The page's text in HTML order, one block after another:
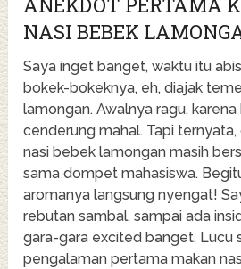
ANEKDOT PERTAMA
NASI BEBEK
Saya inget banget, waktu itu
bokek-bokeknya, eh, diajak
lamongan. Awalnya ragu,
cenderung mahal. Tapi ternyata,
nasi bebek lamongan masih
sama dompet mahasiswa.
aromanya langsung nyengat!
rebutan sambal, sampai ada
gara-gara excited banget. Lucu
pengalaman pertama makan